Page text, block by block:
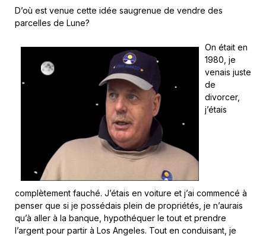
D’où est venue cette idée saugrenue de vendre des
parcelles de Lune?
On était en
1980, je
venais juste
de
divorcer,
j’étais
complètement fauché. J’étais en voiture et j’ai commencé à
penser que si je possédais plein de propriétés, je n’aurais
qu’à aller à la banque, hypothéquer le tout et prendre
l’argent pour partir à Los Angeles. Tout en conduisant, je